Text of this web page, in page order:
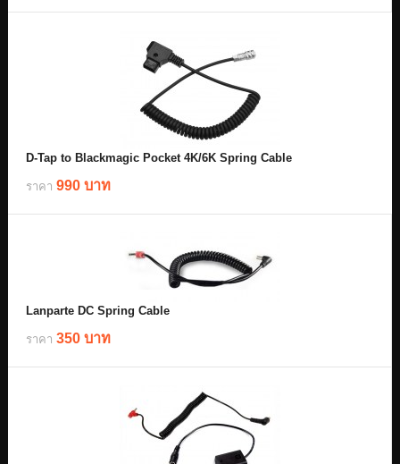
D-Tap to Blackmagic Pocket 4K/6K Spring Cable
ราคา 990 บาท
Lanparte DC Spring Cable
ราคา 350 บาท